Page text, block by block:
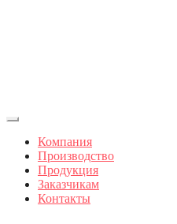
Компания
Производство
Продукция
Заказчикам
Контакты